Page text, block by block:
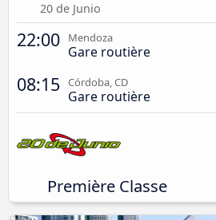
20 de Junio
22:00 Mendoza
Gare routière
08:15 Córdoba, CD
Gare routière
Première Classe